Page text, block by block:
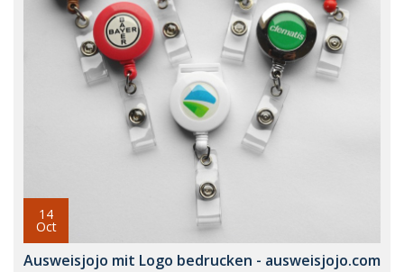
14
Oct
Ausweisjojo mit Logo bedrucken - ausweisjojo.com